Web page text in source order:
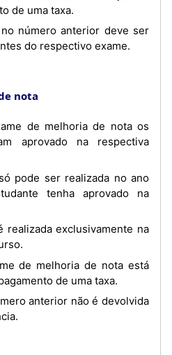
de uma taха.
do respectivo exame.
nota
aprovado na respectiva
tenha aprovado na
de uma taxa.